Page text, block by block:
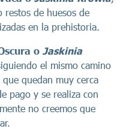
restos de huesos de
en la prehistoria.
o Jaskinia
el mismo camino
quedan muy cerca
pago y se realiza con
no creemos que